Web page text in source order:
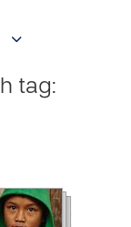
tag: